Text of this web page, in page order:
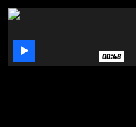
 00:48